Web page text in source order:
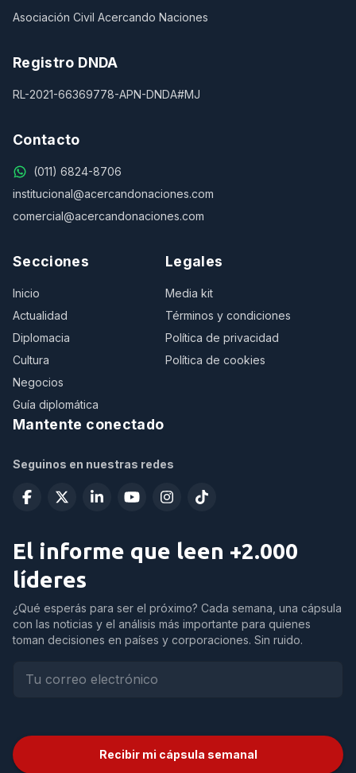
Asociación Civil Acercando Naciones
Registro DNDA
RL-2021-66369778-APN-DNDA#MJ
Contacto
(011) 6824-8706
institucional@acercandonaciones.com
comercial@acercandonaciones.com
Secciones
Inicio
Actualidad
Diplomacia
Cultura
Negocios
Guía diplomática
Legales
Media kit
Términos y condiciones
Política de privacidad
Política de cookies
Mantente conectado
Seguinos en nuestras redes
El informe que leen +2.000
líderes
¿Qué esperás para ser el próximo? Cada semana, una cápsula
con las noticias y el análisis más importante para quienes
toman decisiones en países y corporaciones. Sin ruido.
Recibir mi cápsula semanal